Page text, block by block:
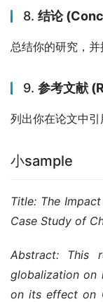
8. 结论
总结你的研究，并
9. 参考文献
列出你在论文中引
小sample
Title: The
Case Study of
Abstract: This
globalization on
on its effect on